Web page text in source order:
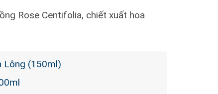
Rose Centifolia, chiết xuất hoa
Lông (150ml)